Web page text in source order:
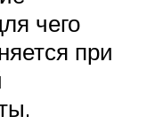
чего
при